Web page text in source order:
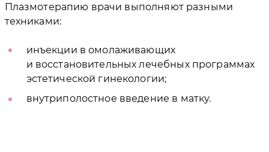
Плазмотерапию врачи выполняют разными
техниками:
инъекции в омолаживающих
и восстановительных лечебных программах
эстетической гинекологии;
внутриполостное введение в матку.